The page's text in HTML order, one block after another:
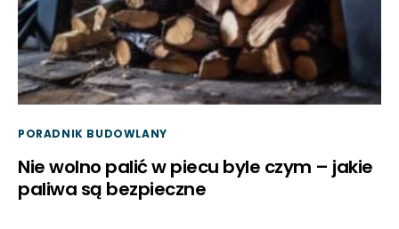
PORADNIK BUDOWLANY
Nie wolno palić w piecu byle czym – jakie
paliwa są bezpieczne